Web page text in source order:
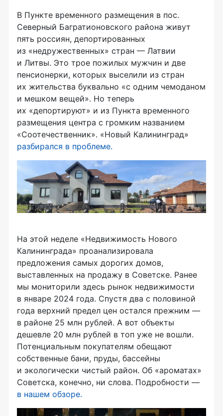
В Пункте временного размещения в пос.
Северный Багратионовского района живут
пять россиян, депортированных
из «недружественных» стран — Латвии
и Литвы. Это трое пожилых мужчин и две
пенсионерки, которых выселили из стран
их жительства буквально «с одним чемоданом
и мешком вещей». Но теперь
их «депортируют» и из Пункта временного
размещения центра с громким названием
«Соотечественник». «Новый Калининград»
разбирался в проблеме.
На этой неделе «Недвижимость Нового
Калининграда» проанализировала
предложения самых дорогих домов,
выставленных на продажу в Советске. Ранее
мы мониторили здесь рынок недвижимости
в январе 2024 года. Спустя два с половиной
года верхний предел цен остался прежним —
в районе 25 млн рублей. А вот объекты
дешевле 20 млн рублей в топ уже не вошли.
Потенциальным покупателям обещают
собственные бани, пруды, бассейны
и экологически чистый район. Об «ароматах»
Советска, конечно, ни слова. Подробности —
в нашем обзоре.